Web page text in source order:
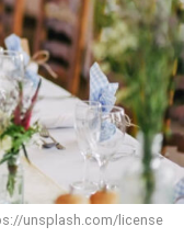
unsplash.com/license